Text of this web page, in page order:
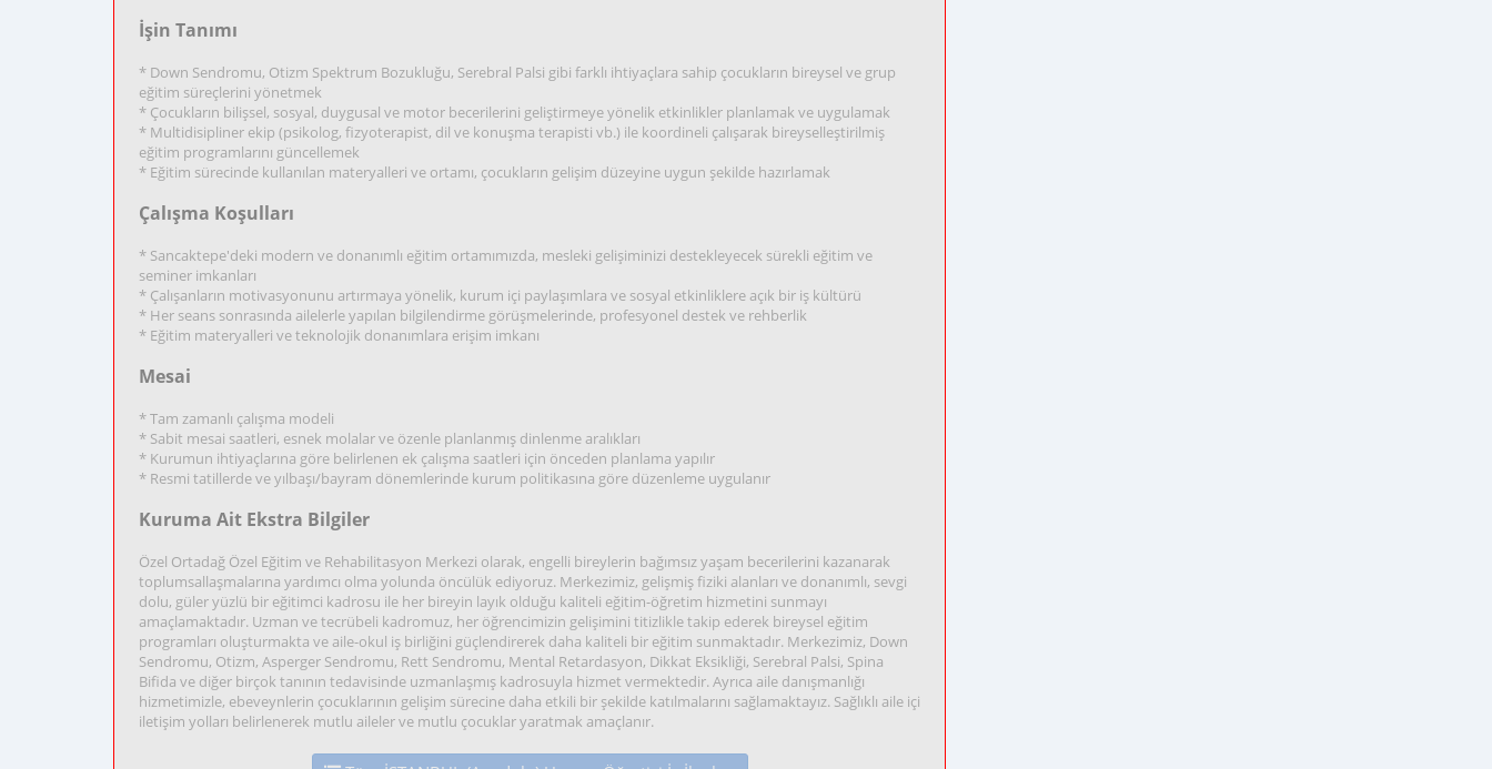
İşin Tanımı
* Down Sendromu, Otizm Spektrum Bozukluğu, Serebral Palsi gibi farklı ihtiyaçlara sahip çocukların bireysel ve grup
eğitim süreçlerini yönetmek
* Çocukların bilişsel, sosyal, duygusal ve motor becerilerini geliştirmeye yönelik etkinlikler planlamak ve uygulamak
* Multidisipliner ekip (psikolog, fizyoterapist, dil ve konuşma terapisti vb.) ile koordineli çalışarak bireyselleştirilmiş
eğitim programlarını güncellemek
* Eğitim sürecinde kullanılan materyalleri ve ortamı, çocukların gelişim düzeyine uygun şekilde hazırlamak
Çalışma Koşulları
* Sancaktepe'deki modern ve donanımlı eğitim ortamımızda, mesleki gelişiminizi destekleyecek sürekli eğitim ve
seminer imkanları
* Çalışanların motivasyonunu artırmaya yönelik, kurum içi paylaşımlara ve sosyal etkinliklere açık bir iş kültürü
* Her seans sonrasında ailelerle yapılan bilgilendirme görüşmelerinde, profesyonel destek ve rehberlik
* Eğitim materyalleri ve teknolojik donanımlara erişim imkanı
Mesai
* Tam zamanlı çalışma modeli
* Sabit mesai saatleri, esnek molalar ve özenle planlanmış dinlenme aralıkları
* Kurumun ihtiyaçlarına göre belirlenen ek çalışma saatleri için önceden planlama yapılır
* Resmi tatillerde ve yılbaşı/bayram dönemlerinde kurum politikasına göre düzenleme uygulanır
Kuruma Ait Ekstra Bilgiler
Özel Ortadağ Özel Eğitim ve Rehabilitasyon Merkezi olarak, engelli bireylerin bağımsız yaşam becerilerini kazanarak
toplumsallaşmalarına yardımcı olma yolunda öncülük ediyoruz. Merkezimiz, gelişmiş fiziki alanları ve donanımlı, sevgi
dolu, güler yüzlü bir eğitimci kadrosu ile her bireyin layık olduğu kaliteli eğitim-öğretim hizmetini sunmayı
amaçlamaktadır. Uzman ve tecrübeli kadromuz, her öğrencimizin gelişimini titizlikle takip ederek bireysel eğitim
programları oluşturmakta ve aile-okul iş birliğini güçlendirerek daha kaliteli bir eğitim sunmaktadır. Merkezimiz, Down
Sendromu, Otizm, Asperger Sendromu, Rett Sendromu, Mental Retardasyon, Dikkat Eksikliği, Serebral Palsi, Spina
Bifida ve diğer birçok tanının tedavisinde uzmanlaşmış kadrosuyla hizmet vermektedir. Ayrıca aile danışmanlığı
hizmetimizle, ebeveynlerin çocuklarının gelişim sürecine daha etkili bir şekilde katılmalarını sağlamaktayız. Sağlıklı aile içi
iletişim yolları belirlenerek mutlu aileler ve mutlu çocuklar yaratmak amaçlanır.